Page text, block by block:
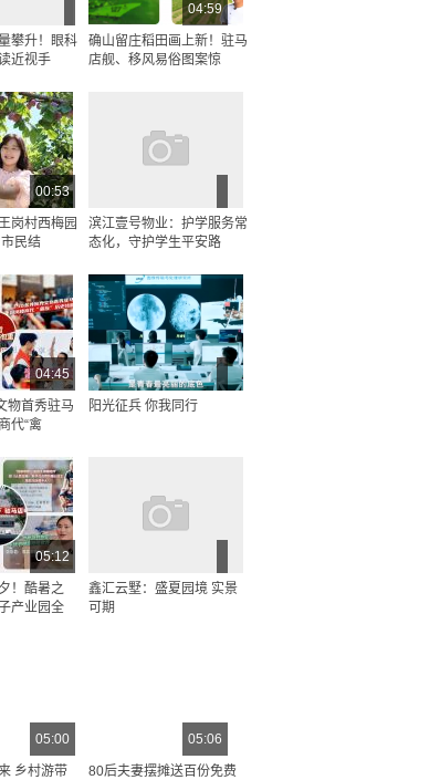
攀升！眼科
近视手
04:59
确山留庄稻田画上新！驻马
店舰、移风易俗图案惊
00:53
岗村西梅园
民结
滨江壹号物业：护学服务常
态化，守护学生平安路
04:45
物首秀驻马
代“禽
阳光征兵 你我同行
05:12
！酷暑之
产业园全
鑫汇云墅：盛夏园境 实景
可期
05:00
乡村游带
05:06
80后夫妻摆摊送百份免费